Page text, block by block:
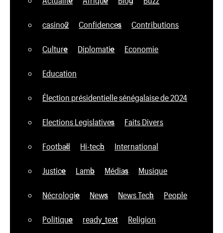
casino2 Confidences Contributions
Culture Diplomatie Economie
Education
Élection présidentielle sénégalaise de 2024
Elections Legislatives Faits Divers
Football Hi-tech International
Justice Lamb Médias Musique
Nécrologie News News Tech People
Politique ready_text Religion